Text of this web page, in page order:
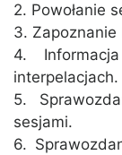
2. Powołanie
3.
4.
interpelacjach.
5.
sesjami.
6.